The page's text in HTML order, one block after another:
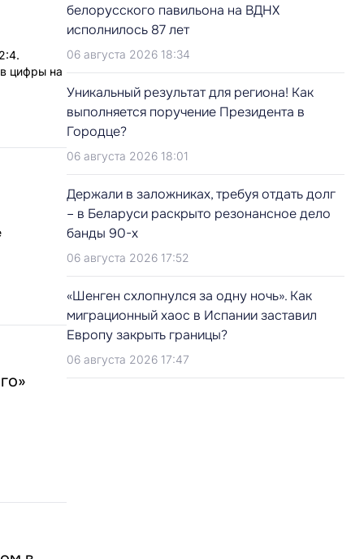
цифры на
белорусского павильона на ВДНХ
исполнилось 87 лет
06 августа 2026 18:34
Уникальный результат для региона! Как
выполняется поручение Президента в
Городце?
06 августа 2026 18:01
Держали в заложниках, требуя отдать долг
– в Беларуси раскрыто резонансное дело
банды 90-х
06 августа 2026 17:52
«Шенген схлопнулся за одну ночь». Как
миграционный хаос в Испании заставил
Европу закрыть границы?
06 августа 2026 17:47